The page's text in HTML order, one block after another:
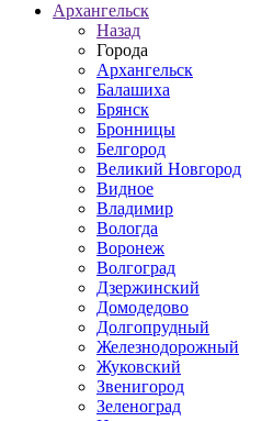
Архангельск
Назад
Города
Архангельск
Балашиха
Брянск
Бронницы
Белгород
Великий Новгород
Видное
Владимир
Вологда
Воронеж
Волгоград
Дзержинский
Домодедово
Долгопрудный
Железнодорожный
Жуковский
Звенигород
Зеленоград